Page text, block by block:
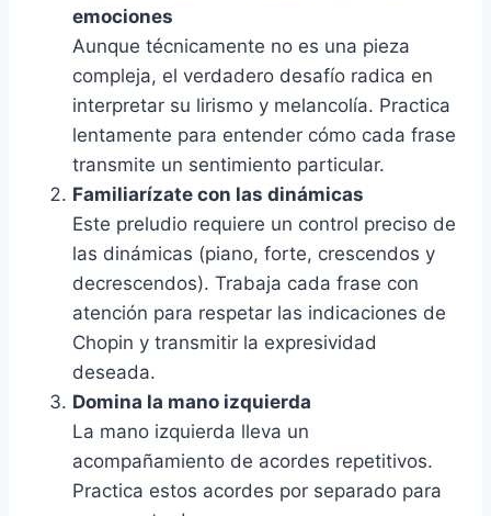
emociones
Aunque técnicamente no es una pieza
compleja, el verdadero desafío radica en
interpretar su lirismo y melancolía. Practica
lentamente para entender cómo cada frase
transmite un sentimiento particular.
Familiarízate con las dinámicas
Este preludio requiere un control preciso de
las dinámicas (piano, forte, crescendos y
decrescendos). Trabaja cada frase con
atención para respetar las indicaciones de
Chopin y transmitir la expresividad
deseada.
Domina la mano izquierda
La mano izquierda lleva un
acompañamiento de acordes repetitivos.
Practica estos acordes por separado para